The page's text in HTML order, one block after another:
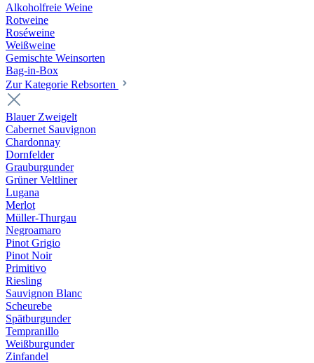
Alkoholfreie Weine
Rotweine
Roséweine
Weißweine
Gemischte Weinsorten
Bag-in-Box
Zur Kategorie Rebsorten
Blauer Zweigelt
Cabernet Sauvignon
Chardonnay
Dornfelder
Grauburgunder
Grüner Veltliner
Lugana
Merlot
Müller-Thurgau
Negroamaro
Pinot Grigio
Pinot Noir
Primitivo
Riesling
Sauvignon Blanc
Scheurebe
Spätburgunder
Tempranillo
Weißburgunder
Zinfandel